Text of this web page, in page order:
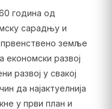
година од
сарадњу и
првенствено земље
економски развој
развој у свакој
да најактуелнија
у први план и